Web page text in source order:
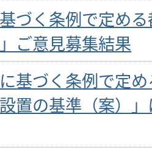
基づく条例で定め
ご意見募集結果
に基づく条例で定
置の基準（案）